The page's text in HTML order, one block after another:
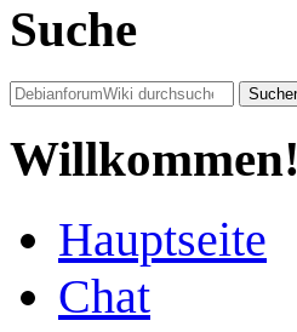
Suche
Willkommen!
Hauptseite
Chat